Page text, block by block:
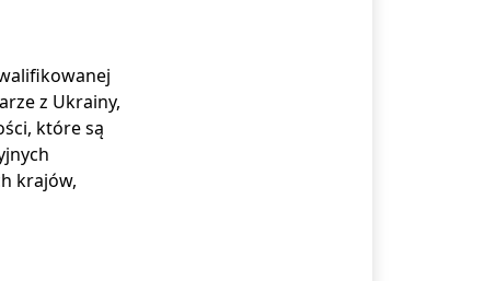
z Ukrainy,
które są
krajów,